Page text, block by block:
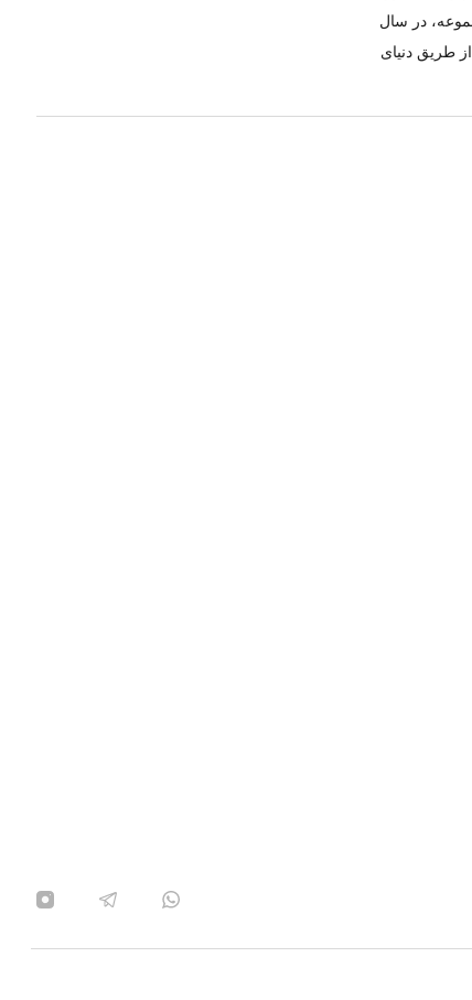
در سال
طریق دنیای